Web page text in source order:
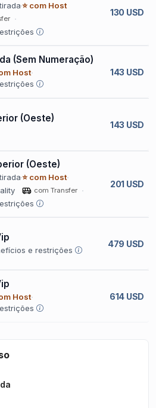
⭐ com Host
130 USD
(Sem Numeração)
Host
143 USD
(Oeste)
143 USD
(Oeste)
⭐ com Host
com Transfer
201 USD
e restrições
479 USD
Host
614 USD